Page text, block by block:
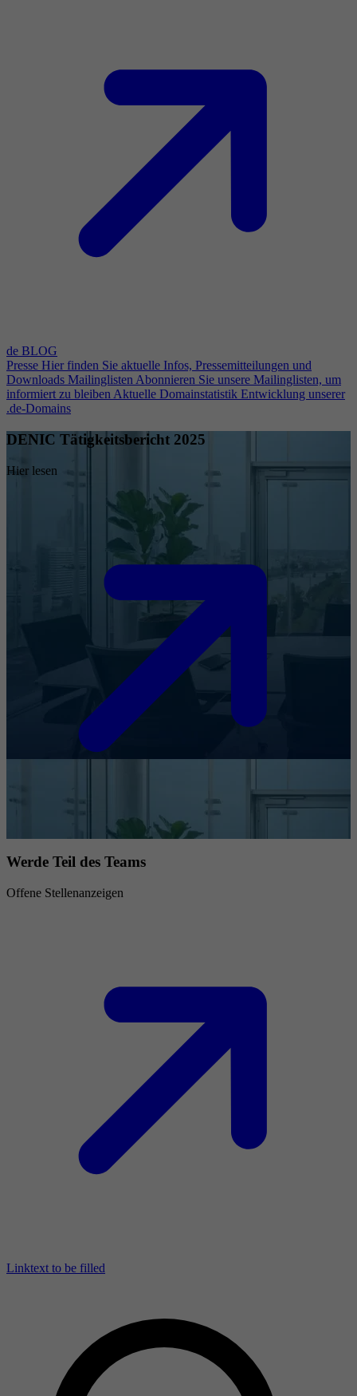
de BLOG
Presse Hier finden Sie aktuelle Infos, Pressemitteilungen und
Downloads Mailinglisten Abonnieren Sie unsere Mailinglisten, um
informiert zu bleiben Aktuelle Domainstatistik Entwicklung unserer
.de-Domains
DENIC Tätigkeitsbericht 2025
Hier lesen
Werde Teil des Teams
Offene Stellenanzeigen
Linktext to be filled